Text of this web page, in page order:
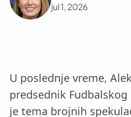
jul 1, 2026
U poslednje vreme,
predsednik Fudbalskog
je tema brojnih